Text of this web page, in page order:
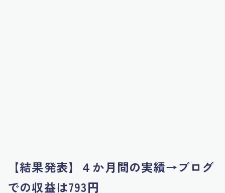
【結果発表】４か月間の実績→ブログ
での収益は793円